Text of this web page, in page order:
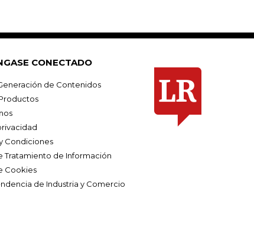
CONECTADO
de Contenidos
Condiciones
Tratamiento de Información
Cookies
de Industria y Comercio